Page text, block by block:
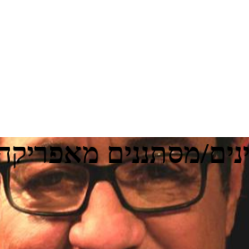
מסתננים